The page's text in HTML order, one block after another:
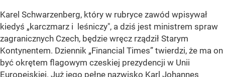
Karel Schwarzenberg, który w rubryce zawód wpisywał
kiedyś „karczmarz i leśniczy", a dziś jest ministrem spraw
zagranicznych Czech, będzie wręcz rządził Starym
Kontynentem. Dziennik „Financial Times” twierdzi, że ma on
być okrętem flagowym czeskiej prezydencji w Unii
Europejskiej. Już jego pełne nazwisko Karl Johannes